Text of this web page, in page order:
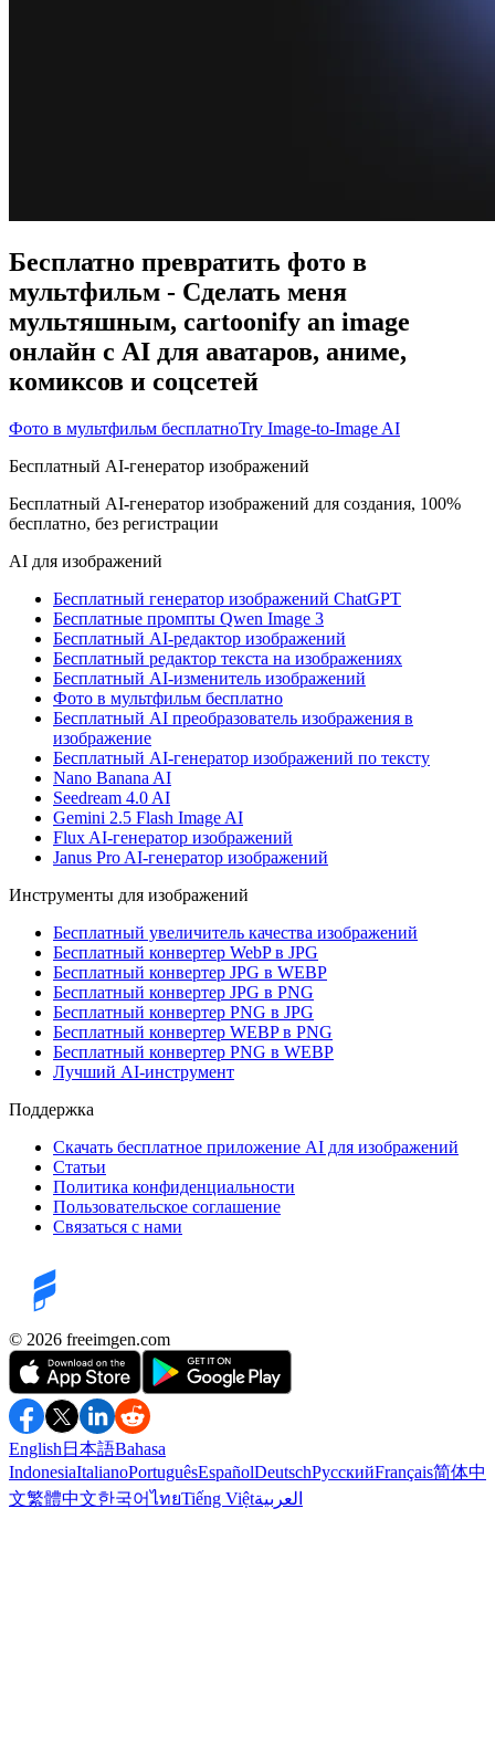
Бесплатно превратить фото в
мультфильм - Сделать меня
мультяшным, cartoonify an image
онлайн с AI для аватаров, аниме,
комиксов и соцсетей
Фото в мультфильм бесплатноTry Image-to-Image AI
Бесплатный AI-генератор изображений
Бесплатный AI-генератор изображений для создания, 100%
бесплатно, без регистрации
AI для изображений
Бесплатный генератор изображений ChatGPT
Бесплатные промпты Qwen Image 3
Бесплатный AI-редактор изображений
Бесплатный редактор текста на изображениях
Бесплатный AI-изменитель изображений
Фото в мультфильм бесплатно
Бесплатный AI преобразователь изображения в
изображение
Бесплатный AI-генератор изображений по тексту
Nano Banana AI
Seedream 4.0 AI
Gemini 2.5 Flash Image AI
Flux AI-генератор изображений
Janus Pro AI-генератор изображений
Инструменты для изображений
Бесплатный увеличитель качества изображений
Бесплатный конвертер WebP в JPG
Бесплатный конвертер JPG в WEBP
Бесплатный конвертер JPG в PNG
Бесплатный конвертер PNG в JPG
Бесплатный конвертер WEBP в PNG
Бесплатный конвертер PNG в WEBP
Лучший AI-инструмент
Поддержка
Скачать бесплатное приложение AI для изображений
Статьи
Политика конфиденциальности
Пользовательское соглашение
Связаться с нами
©️ 2026 freeimgen.com
English 日本語Bahasa
IndonesiaItalianoPortuguêsEspañolDeutschРусскийFrançais简体中
文繁體中文한국어ไทยTiếng Việtالعربية